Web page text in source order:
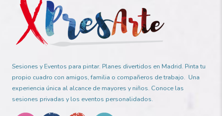
Sesiones y Eventos para pintar. Planes divertidos en Madrid. Pinta tu
propio cuadro con amigos, familia o compañeros de trabajo. Una
experiencia única al alcance de mayores y niños. Conoce las
sesiones privadas y los eventos personalidados.